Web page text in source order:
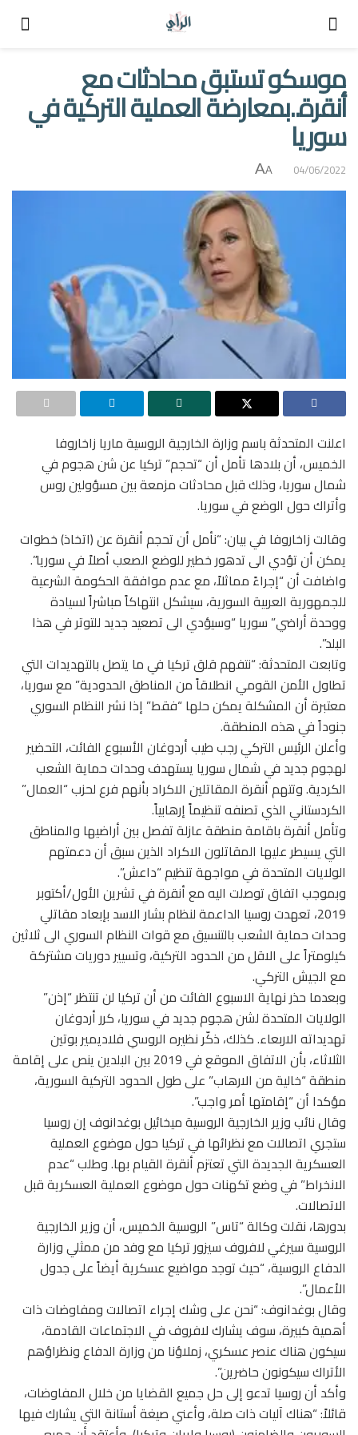
موسكو تستبق محادثات مع
أنقرة..بمعارضة العملية التركية في
سوريا
04/06/2022
A
A
اعلنت المتحدثة باسم وزارة الخارجية الروسية ماريا زاخاروفا
الخميس، أن بلادها تأمل أن “تحجم” تركيا عن شن هجوم في
شمال سوريا، وذلك قبل محادثات مزمعة بين مسؤولين روس
وأتراك حول الوضع في سوريا.
وقالت زاخاروفا في بيان: “نأمل أن تحجم أنقرة عن (اتخاذ) خطوات
يمكن أن تؤدي الى تدهور خطير للوضع الصعب أصلاً في سوريا”.
واضافت أن “إجراءً مماثلاً، مع عدم موافقة الحكومة الشرعية
للجمهورية العربية السورية، سيشكل انتهاكاً مباشراً لسيادة
ووحدة أراضي” سوريا “وسيؤدي الى تصعيد جديد للتوتر في هذا
البلد”.
وتابعت المتحدثة: “نتفهم قلق تركيا في ما يتصل بالتهديدات التي
تطاول الأمن القومي انطلاقاً من المناطق الحدودية” مع سوريا،
معتبرة أن المشكلة يمكن حلها “فقط” إذا نشر النظام السوري
جنوداً في هذه المنطقة.
وأعلن الرئيس التركي رجب طيب أردوغان الأسبوع الفائت، التحضير
لهجوم جديد في شمال سوريا يستهدف وحدات حماية الشعب
الكردية. وتتهم أنقرة المقاتلين الاكراد بأنهم فرع لحزب “العمال”
الكردستاني الذي تصنفه تنظيماً إرهابياً.
وتأمل أنقرة باقامة منطقة عازلة تفصل بين أراضيها والمناطق
التي يسيطر عليها المقاتلون الاكراد الذين سبق أن دعمتهم
الولايات المتحدة في مواجهة تنظيم “داعش”.
وبموجب اتفاق توصلت اليه مع أنقرة في تشرين الأول/أكتوبر
2019، تعهدت روسيا الداعمة لنظام بشار الاسد بإبعاد مقاتلي
وحدات حماية الشعب بالتنسيق مع قوات النظام السوري الى ثلاثين
كيلومتراً على الاقل من الحدود التركية، وتسيير دوريات مشتركة
مع الجيش التركي.
وبعدما حذر نهاية الاسبوع الفائت من أن تركيا لن تنتظر “إذن”
الولايات المتحدة لشن هجوم جديد في سوريا، كرر أردوغان
تهديداته الاربعاء. كذلك، ذكّر نظيره الروسي فلاديمير بوتين
الثلاثاء، بأن الاتفاق الموقع في 2019 بين البلدين ينص على إقامة
منطقة “خالية من الارهاب” على طول الحدود التركية السورية،
مؤكدا أن “إقامتها أمر واجب”.
وقال نائب وزير الخارجية الروسية ميخائيل بوغدانوف إن روسيا
ستجري اتصالات مع نظرائها في تركيا حول موضوع العملية
العسكرية الجديدة التي تعتزم أنقرة القيام بها. وطلب “عدم
الانخراط” في وضع تكهنات حول موضوع العملية العسكرية قبل
الاتصالات.
بدورها، نقلت وكالة “تاس” الروسية الخميس، أن وزير الخارجية
الروسية سيرغي لافروف سيزور تركيا مع وفد من ممثلي وزارة
الدفاع الروسية، “حيث توجد مواضيع عسكرية أيضاً على جدول
الأعمال”.
وقال بوغدانوف: “نحن على وشك إجراء اتصالات ومفاوضات ذات
أهمية كبيرة، سوف يشارك لافروف في الاجتماعات القادمة،
سيكون هناك عنصر عسكري، زملاؤنا من وزارة الدفاع ونظراؤهم
الأتراك سيكونون حاضرين”.
وأكد أن روسيا تدعو إلى حل جميع القضايا من خلال المفاوضات،
قائلاً: “هناك آليات ذات صلة، وأعني صيغة أستانة التي يشارك فيها